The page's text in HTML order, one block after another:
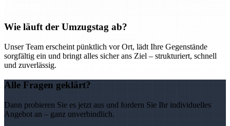
Wie läuft der Umzugstag ab?
Unser Team erscheint pünktlich vor Ort, lädt Ihre Gegenstände
sorgfältig ein und bringt alles sicher ans Ziel – strukturiert, schnell
und zuverlässig.
Alle Fragen geklärt?
Dann probieren Sie es jetzt aus und fordern Sie Ihr individuelles
Angebot an – ganz unverbindlich.